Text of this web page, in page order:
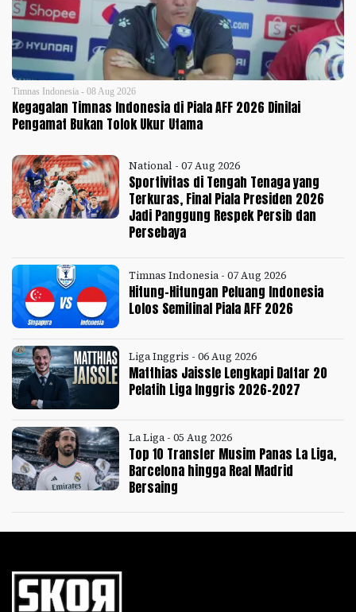
Timnas Indonesia - 08 Aug 2026
Kegagalan Timnas Indonesia di Piala AFF 2026 Dinilai
Pengamat Bukan Tolok Ukur Utama
National - 07 Aug 2026
Sportivitas di Tengah Tenaga yang
Terkuras, Final Piala Presiden 2026
Jadi Panggung Respek Persib dan
Persebaya
Timnas Indonesia - 07 Aug 2026
Hitung-Hitungan Peluang Indonesia
Lolos Semifinal Piala AFF 2026
Liga Inggris - 06 Aug 2026
Matthias Jaissle Lengkapi Daftar 20
Pelatih Liga Inggris 2026-2027
La Liga - 05 Aug 2026
Top 10 Transfer Musim Panas La Liga,
Barcelona hingga Real Madrid
Bersaing